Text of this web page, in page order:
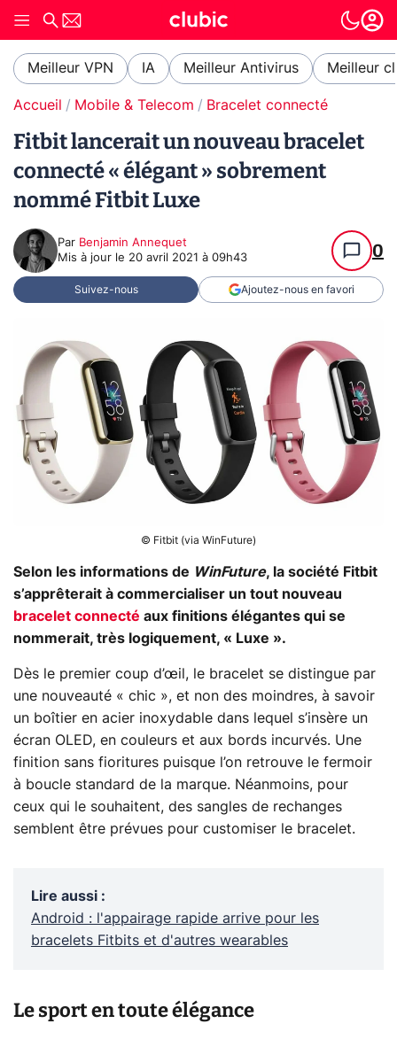
Meilleur VPN IA Meilleur Antivirus Meilleur
Accueil Mobile & Telecom Bracelet connecté
Fitbit lancerait un nouveau bracelet
connecté « élégant » sobrement
nommé Fitbit Luxe
Par Benjamin Annequet
Mis à jour le 20 avril 2021 à 09h43 0
Suivez-nous Ajoutez-nous en favori
© Fitbit (via WinFuture)
Selon les informations de WinFuture, la société Fitbit
s’apprêterait à commercialiser un tout nouveau
bracelet connecté aux finitions élégantes qui se
nommerait, très logiquement, « Luxe ».
Dès le premier coup d’œil, le bracelet se distingue par
une nouveauté « chic », et non des moindres, à savoir
un boîtier en acier inoxydable dans lequel s’insère un
écran OLED, en couleurs et aux bords incurvés. Une
finition sans fioritures puisque l’on retrouve le fermoir
à boucle standard de la marque. Néanmoins, pour
ceux qui le souhaitent, des sangles de rechanges
semblent être prévues pour customiser le bracelet.
Lire aussi :
Android : l'appairage rapide arrive pour les
bracelets Fitbits et d'autres wearables
Le sport en toute élégance